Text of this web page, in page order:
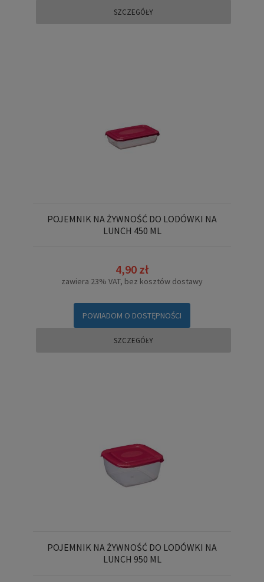
SZCZEGÓŁY
POJEMNIK NA ŻYWNOŚĆ DO LODÓWKI NA
LUNCH 450 ML
4,90 zł
zawiera 23% VAT, bez kosztów dostawy
POWIADOM O DOSTĘPNOŚCI
SZCZEGÓŁY
POJEMNIK NA ŻYWNOŚĆ DO LODÓWKI NA
LUNCH 950 ML